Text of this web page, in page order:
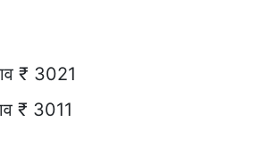
₹ 3021
₹ 3011